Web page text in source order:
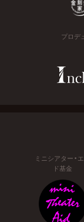
プロデ
ミニシアター・
ド基金